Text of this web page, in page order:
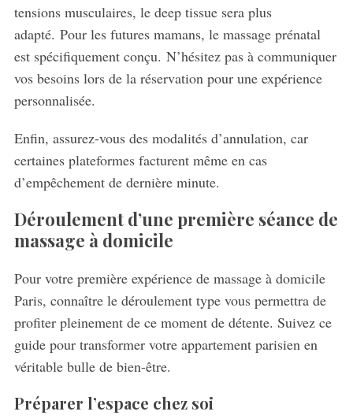
tensions musculaires, le deep tissue sera plus
adapté. Pour les futures mamans, le massage prénatal
est spécifiquement conçu. N’hésitez pas à communiquer
vos besoins lors de la réservation pour une expérience
personnalisée.
Enfin, assurez-vous des modalités d’annulation, car
certaines plateformes facturent même en cas
d’empêchement de dernière minute.
Déroulement d’une première séance de
massage à domicile
Pour votre première expérience de massage à domicile
Paris, connaître le déroulement type vous permettra de
profiter pleinement de ce moment de détente. Suivez ce
guide pour transformer votre appartement parisien en
véritable bulle de bien-être.
Préparer l’espace chez soi
S
e
r
h